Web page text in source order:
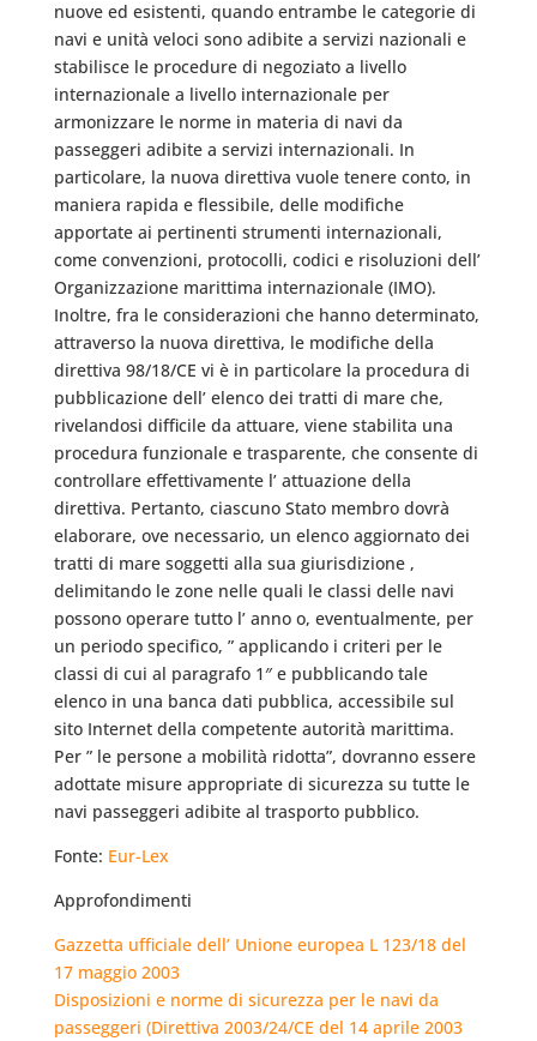
nuove ed esistenti, quando entrambe le categorie di
navi e unità veloci sono adibite a servizi nazionali e
stabilisce le procedure di negoziato a livello
internazionale a livello internazionale per
armonizzare le norme in materia di navi da
passeggeri adibite a servizi internazionali. In
particolare, la nuova direttiva vuole tenere conto, in
maniera rapida e flessibile, delle modifiche
apportate ai pertinenti strumenti internazionali,
come convenzioni, protocolli, codici e risoluzioni dell’
Organizzazione marittima internazionale (IMO).
Inoltre, fra le considerazioni che hanno determinato,
attraverso la nuova direttiva, le modifiche della
direttiva 98/18/CE vi è in particolare la procedura di
pubblicazione dell’ elenco dei tratti di mare che,
rivelandosi difficile da attuare, viene stabilita una
procedura funzionale e trasparente, che consente di
controllare effettivamente l’ attuazione della
direttiva. Pertanto, ciascuno Stato membro dovrà
elaborare, ove necessario, un elenco aggiornato dei
tratti di mare soggetti alla sua giurisdizione ,
delimitando le zone nelle quali le classi delle navi
possono operare tutto l’ anno o, eventualmente, per
un periodo specifico, ” applicando i criteri per le
classi di cui al paragrafo 1″ e pubblicando tale
elenco in una banca dati pubblica, accessibile sul
sito Internet della competente autorità marittima.
Per ” le persone a mobilità ridotta”, dovranno essere
adottate misure appropriate di sicurezza su tutte le
navi passeggeri adibite al trasporto pubblico.
Fonte: Eur-Lex
Approfondimenti
Gazzetta ufficiale dell’ Unione europea L 123/18 del
17 maggio 2003
Disposizioni e norme di sicurezza per le navi da
passeggeri (Direttiva 2003/24/CE del 14 aprile 2003